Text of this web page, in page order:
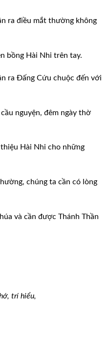
ra điều mắt thường không
bồng Hài Nhi trên tay.
ra Đấng Cứu chuộc đến với
nguyện, đêm ngày thờ
Hài Nhi cho những
chúng ta cần có lòng
và cần được Thánh Thần
trí hiểu,